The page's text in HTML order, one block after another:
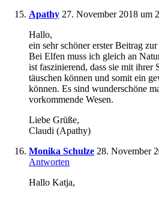
Apathy 27. November 2018 um
Hallo,
ein sehr schöner erster Beitrag
Bei Elfen muss ich gleich an
ist faszinierend, dass sie mit ihrer
täuschen können und somit ein
können. Es sind wunderschöne
vorkommende Wesen.
Liebe Grüße,
Claudi (Apathy)
Monika Schulze 28. November
Antworten
Hallo Katja,